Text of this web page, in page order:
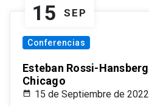
15 SEP
Conferencias
Esteban Rossi-
Chicago
15 de Septiembre de 2022